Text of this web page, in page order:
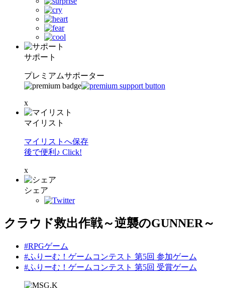
サポート
プレミアムサポーター
x
マイリスト
マイリストへ保存
後で便利♪ Click!
x
シェア
クラウド救出作戦～逆襲のGUNNER～
#RPGゲーム
#ふりーむ！ゲームコンテスト 第5回 参加ゲーム
#ふりーむ！ゲームコンテスト 第5回 受賞ゲーム